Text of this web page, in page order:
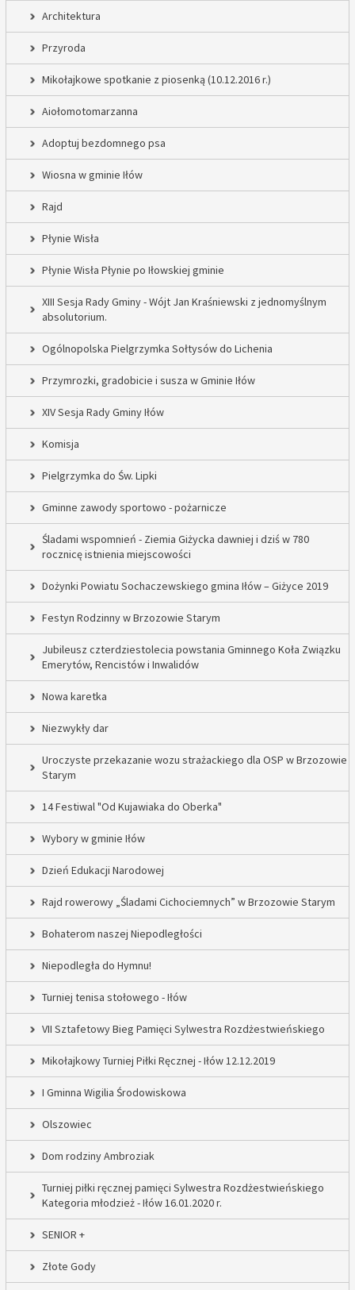
Architektura
Przyroda
Mikołajkowe spotkanie z piosenką (10.12.2016 r.)
Aiołomotomarzanna
Adoptuj bezdomnego psa
Wiosna w gminie Iłów
Rajd
Płynie Wisła
Płynie Wisła Płynie po Iłowskiej gminie
XIII Sesja Rady Gminy - Wójt Jan Kraśniewski z jednomyślnym
absolutorium.
Ogólnopolska Pielgrzymka Sołtysów do Lichenia
Przymrozki, gradobicie i susza w Gminie Iłów
XIV Sesja Rady Gminy Iłów
Komisja
Pielgrzymka do Św. Lipki
Gminne zawody sportowo - pożarnicze
Śladami wspomnień - Ziemia Giżycka dawniej i dziś w 780
rocznicę istnienia miejscowości
Dożynki Powiatu Sochaczewskiego gmina Iłów – Giżyce 2019
Festyn Rodzinny w Brzozowie Starym
Jubileusz czterdziestolecia powstania Gminnego Koła Związku
Emerytów, Rencistów i Inwalidów
Nowa karetka
Niezwykły dar
Uroczyste przekazanie wozu strażackiego dla OSP w Brzozowie
Starym
14 Festiwal "Od Kujawiaka do Oberka"
Wybory w gminie Iłów
Dzień Edukacji Narodowej
Rajd rowerowy „Śladami Cichociemnych” w Brzozowie Starym
Bohaterom naszej Niepodległości
Niepodległa do Hymnu!
Turniej tenisa stołowego - Iłów
VII Sztafetowy Bieg Pamięci Sylwestra Rozdżestwieńskiego
Mikołajkowy Turniej Piłki Ręcznej - Iłów 12.12.2019
I Gminna Wigilia Środowiskowa
Olszowiec
Dom rodziny Ambroziak
Turniej piłki ręcznej pamięci Sylwestra Rozdżestwieńskiego
Kategoria młodzież - Iłów 16.01.2020 r.
SENIOR +
Złote Gody